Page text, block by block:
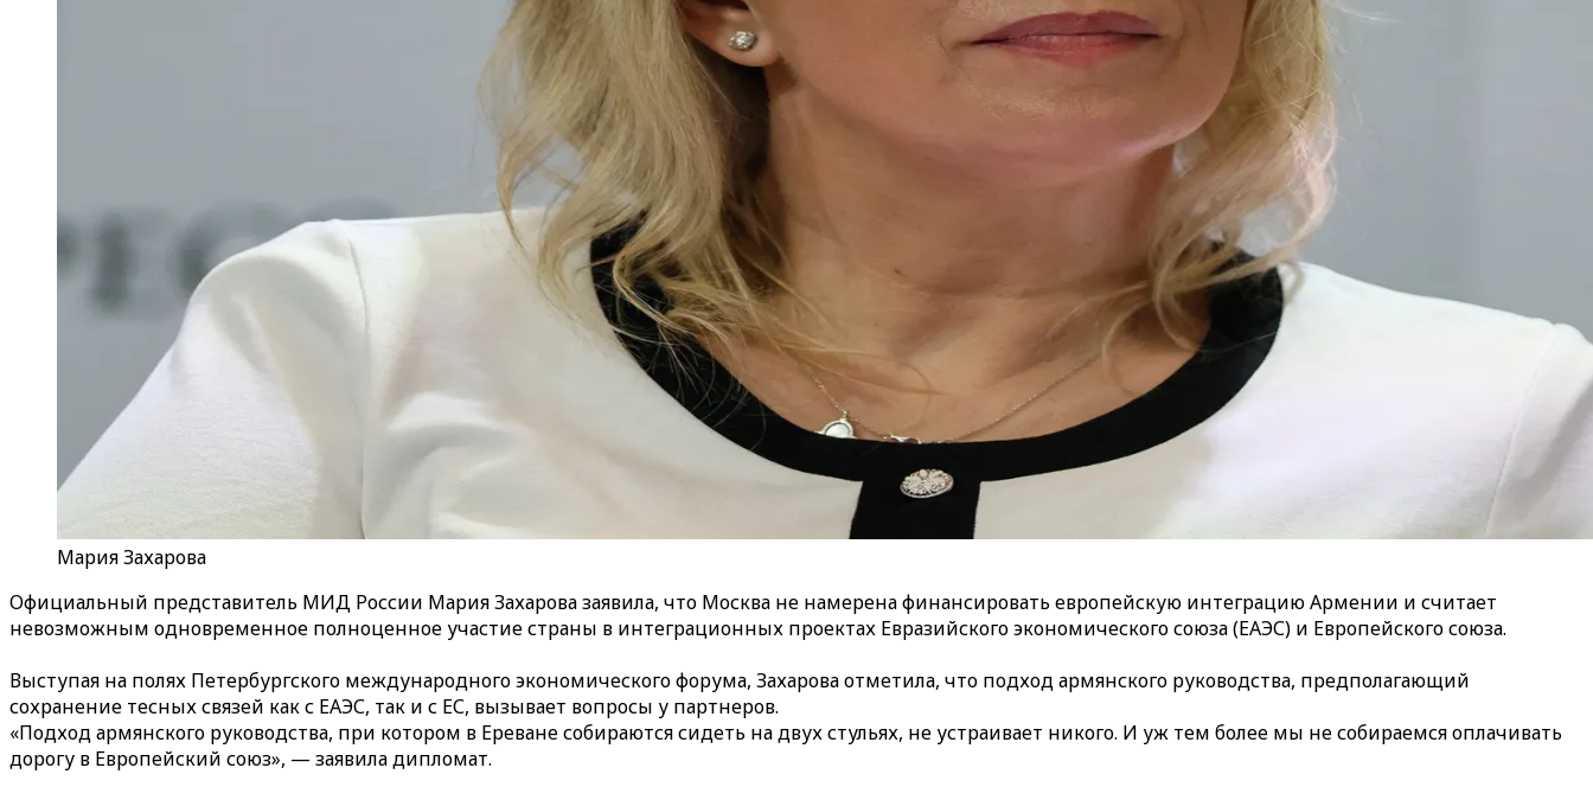
Мария Захарова
Официальный представитель МИД России Мария Захарова заявила, что Москва не намерена финансировать европейскую интеграцию Армении и считает
невозможным одновременное полноценное участие страны в интеграционных проектах Евразийского экономического союза (ЕАЭС) и Европейского союза.
Выступая на полях Петербургского международного экономического форума, Захарова отметила, что подход армянского руководства, предполагающий
сохранение тесных связей как с ЕАЭС, так и с ЕС, вызывает вопросы у партнеров.
«Подход армянского руководства, при котором в Ереване собираются сидеть на двух стульях, не устраивает никого. И уж тем более мы не собираемся оплачивать
дорогу в Европейский союз», — заявила дипломат.